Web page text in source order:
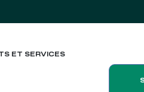
ET SERVICES